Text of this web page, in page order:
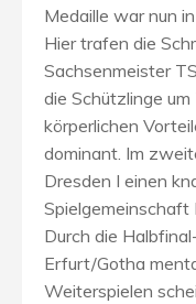
Medaille war nun
Hier trafen die
Sachsenmeister
die Schützlinge
körperlichen
dominant. Im
Dresden I einen
Spielgemeinschaft
Durch die
Erfurt/Gotha
Weiterspielen